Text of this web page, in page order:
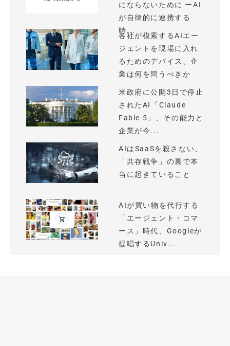
にならないために ーAI
が自律的に連携する
時...
各社が模索するAIエー
ジェントを現場に入れ
るためのデバイス、企
業は何を問うべきか
米政府に公開3日で停止
されたAI「Claude
Fable 5」、その能力と
企業が今...
AIはSaaSを殺さない、
「共存戦争」の裏で本
当に起きていること
AIが買い物を代行する
「エージェント・コマ
ース」時代、Googleが
提唱するUniv...